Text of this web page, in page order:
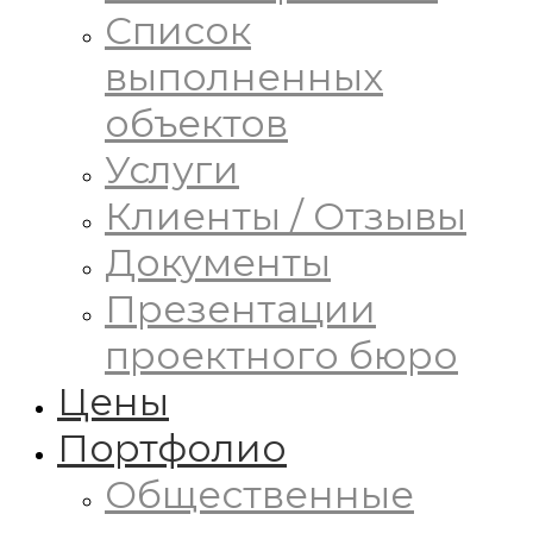
Список
выполненных
объектов
Услуги
Клиенты / Отзывы
Документы
Презентации
проектного бюро
Цены
Портфолио
Общественные